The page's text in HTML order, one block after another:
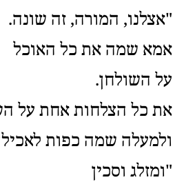
"אצלנו, המורה, זה שונה.
אמא שמה את כל האוכל
על השולחן.
את כל הצלחות אחת על
ולמעלה שמה כפות
"ומזלג וסכין